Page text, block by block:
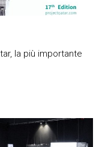
la più importante